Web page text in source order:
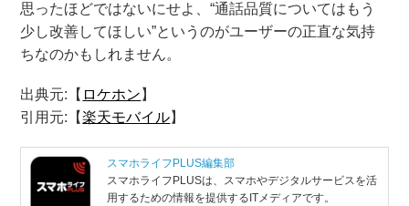
思ったほどではないにせよ、“通話品質についてはもう
少し改善してほしい”というのがユーザーの正直な気持
ちなのかもしれません。
出典元:【 ロケホン 】
引用元:【楽天モバイル】
スマホライフPLUS編集部
スマホライフPLUSは、スマホやデジタルサービスを活
用するための情報を提供するITメディアです。